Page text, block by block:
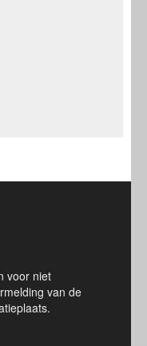
voor niet
van de